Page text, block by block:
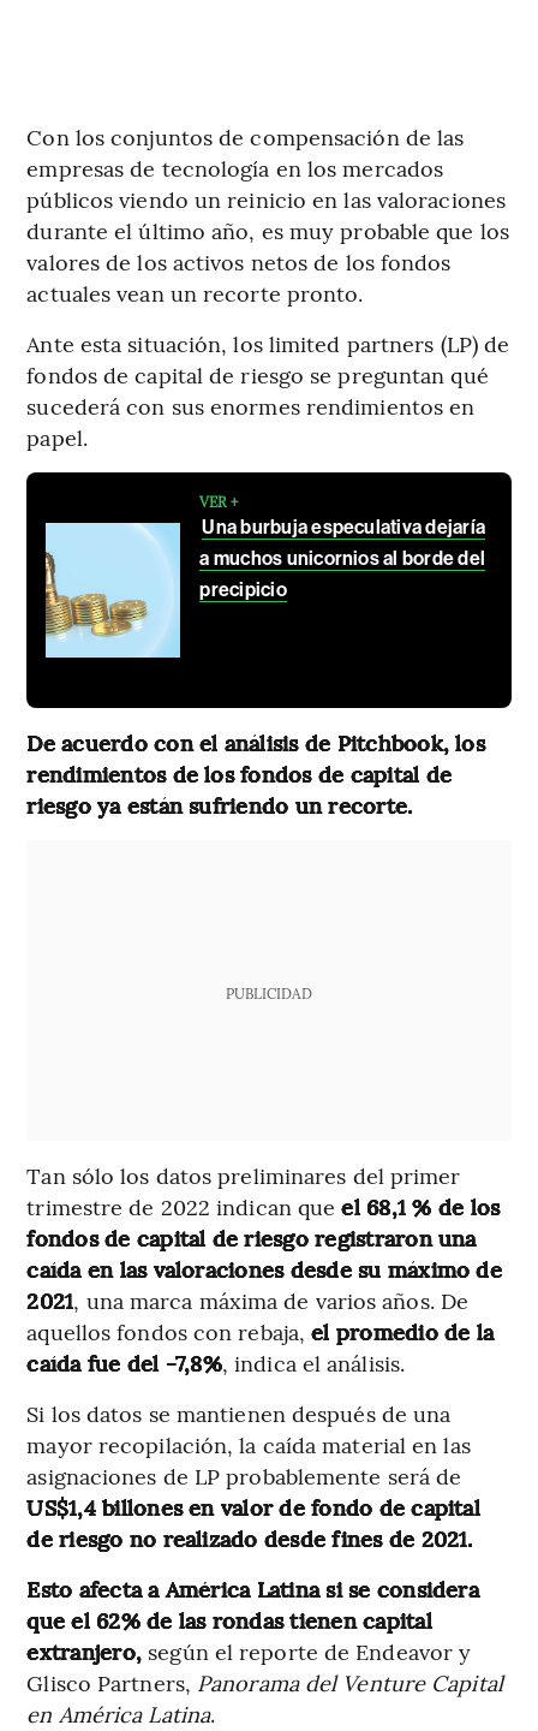
Con los conjuntos de compensación de las
empresas de tecnología en los mercados
públicos viendo un reinicio en las valoraciones
durante el último año, es muy probable que los
valores de los activos netos de los fondos
actuales vean un recorte pronto.
Ante esta situación, los limited partners (LP) de
fondos de capital de riesgo se preguntan qué
sucederá con sus enormes rendimientos en
papel.
VER +
Una burbuja especulativa dejaría
a muchos unicornios al borde del
precipicio
De acuerdo con el análisis de Pitchbook, los
rendimientos de los fondos de capital de
riesgo ya están sufriendo un recorte.
PUBLICIDAD
Tan sólo los datos preliminares del primer
trimestre de 2022 indican queel 68,1 % de los
fondos de capital de riesgo registraron una
caída en las valoraciones desde su máximo de
2021, una marca máxima de varios años. De
aquellos fondos con rebaja,el promedio de la
caída fue del -7,8%, indica el análisis.
Si los datos se mantienen después de una
mayor recopilación, la caída material en las
asignaciones de LP probablemente será de
US$1,4 billones en valor de fondo de capital
de riesgo no realizado desde fines de 2021.
Esto afecta a América Latina si se considera
que el 62% de las rondas tienen capital
extranjero, según el reporte de Endeavor y
Glisco Partners, Panorama del Venture Capital
en América Latina.